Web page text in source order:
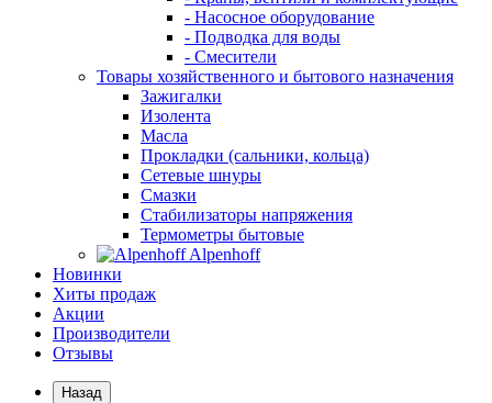
- Насосное оборудование
- Подводка для воды
- Смесители
Товары хозяйственного и бытового назначения
Зажигалки
Изолента
Масла
Прокладки (сальники, кольца)
Сетевые шнуры
Смазки
Стабилизаторы напряжения
Термометры бытовые
Alpenhoff
Новинки
Хиты продаж
Акции
Производители
Отзывы
Назад